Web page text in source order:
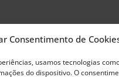
Consentimento de
usamos tecnologias
do dispositivo. O